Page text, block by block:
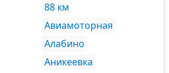
88 км
Авиамоторная
Алабино
Аникеевка